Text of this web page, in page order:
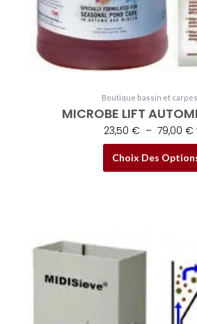
Boutique bassin et
MICROBE LIFT
23,50 € – 79,00 €
Choix Des